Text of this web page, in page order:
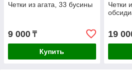
Четки из агата, 33 бусины
9 000 ₸
Купить
Четки
19